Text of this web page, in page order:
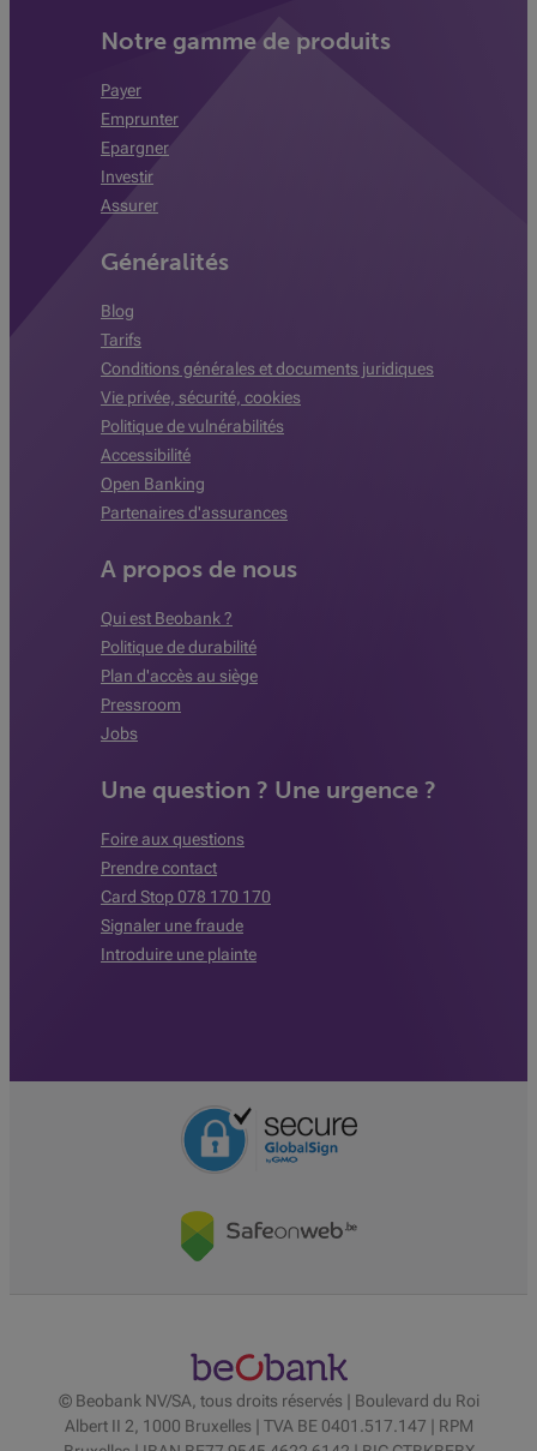
Notre gamme de produits
Payer
Emprunter
Epargner
Investir
Assurer
Généralités
Blog
Tarifs
Conditions générales et documents juridiques
Vie privée, sécurité, cookies
Politique de vulnérabilités
Accessibilité
Open Banking
Partenaires d'assurances
A propos de nous
Qui est Beobank ?
Politique de durabilité
Plan d'accès au siège
Pressroom
Jobs
Une question ? Une urgence ?
Foire aux questions
Prendre contact
Card Stop 078 170 170
Signaler une fraude
Introduire une plainte
© Beobank NV/SA, tous droits réservés | Boulevard du Roi
Albert II 2, 1000 Bruxelles | TVA BE 0401.517.147 | RPM